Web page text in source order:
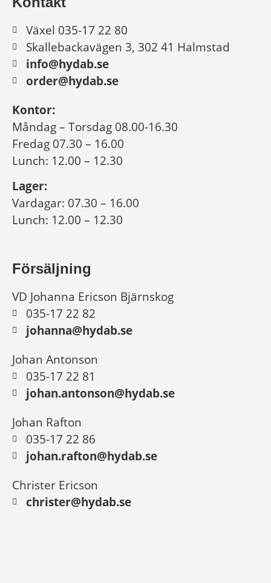
Växel 035-17 22 80
Skallebackavägen 3, 302 41 Halmstad
info@hydab.se
order@hydab.se
Kontor:
Måndag – Torsdag 08.00-16.30
Fredag 07.30 – 16.00
Lunch: 12.00 – 12.30
Lager:
Vardagar: 07.30 – 16.00
Lunch: 12.00 – 12.30
Försäljning
VD Johanna Ericson Bjärnskog
035-17 22 82
johanna@hydab.se
Johan Antonson
035-17 22 81
johan.antonson@hydab.se
Johan Rafton
035-17 22 86
johan.rafton@hydab.se
Christer Ericson
christer@hydab.se